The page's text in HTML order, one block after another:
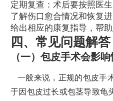
定期复查：术后要按照医
了解伤口愈合情况和恢复
给出相应的康复指导，帮
四、常见问题解答
（一）包皮手术会影
一般来说，正规的包皮手
于因包皮过长或包茎导致龟